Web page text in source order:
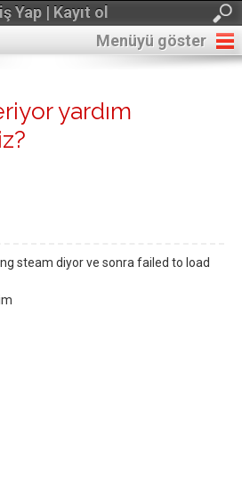
Yap | Kayıt ol
Menüyü göster
yardım
steam diyor ve sonra failed to load